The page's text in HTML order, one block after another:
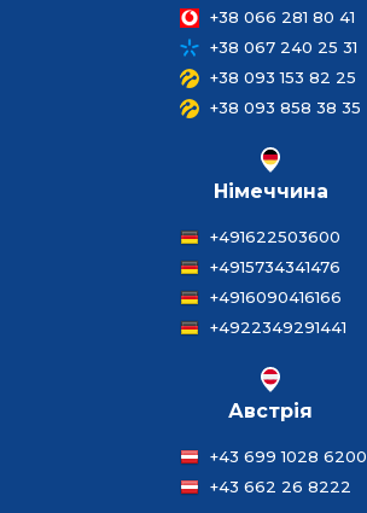
+38 066 281 80 41
+38 067 240 25 31
+38 093 153 82 25
+38 093 858 38 35
Німеччина
+491622503600
+4915734341476
+4916090416166
+4922349291441
Австрія
+43 699 1028 6200
+43 662 26 8222